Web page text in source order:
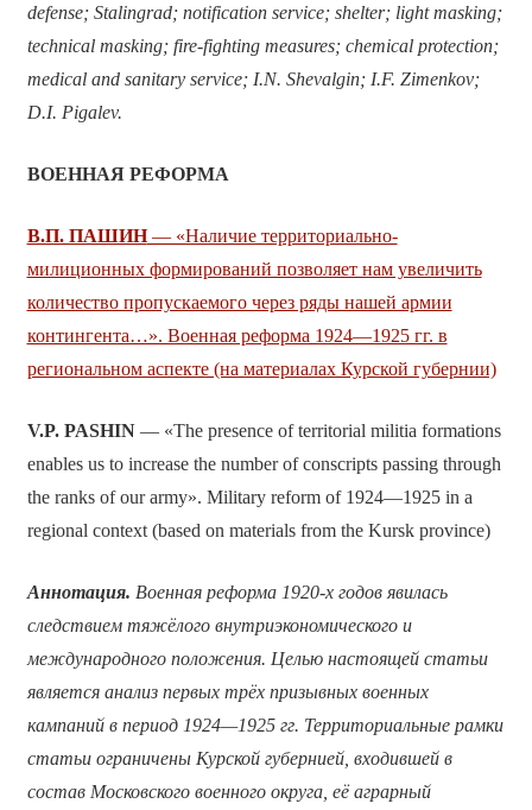
defense; Stalingrad; notification service; shelter; light masking;
technical masking; fire-fighting measures; chemical protection;
medical and sanitary service; I.N. Shevalgin; I.F. Zimenkov;
D.I. Pigalev.
ВОЕННАЯ РЕФОРМА
В.П. ПАШИН— «Наличие территориально-
милиционных формирований позволяет нам увеличить
количество пропускаемого через ряды нашей армии
контингента…». Военная реформа 1924—1925 гг. в
региональном аспекте (на материалах Курской губернии)
V.P. PASHIN— «The presence of territorial militia formations
enables us to increase the number of conscripts passing through
the ranks of our army». Military reform of 1924—1925 in a
regional context (based on materials from the Kursk province)
Аннотация. Военная реформа 1920-х годов явилась
следствием тяжёлого внутриэкономического и
международного положения. Целью настоящей статьи
является анализ первых трёх призывных военных
кампаний в период 1924—1925 гг. Территориальные рамки
статьи ограничены Курской губернией, входившей в
состав Московского военного округа, её аграрный